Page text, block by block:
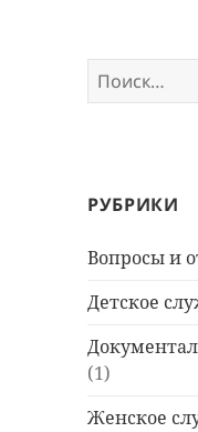
Найти:
РУБРИКИ
Вопросы и
Детское
(1)
Женское